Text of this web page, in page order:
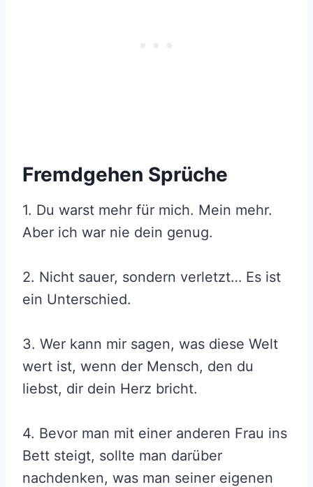
Fremdgehen Sprüche
1. Du warst mehr für mich. Mein mehr.
Aber ich war nie dein genug.
2. Nicht sauer, sondern verletzt… Es ist
ein Unterschied.
3. Wer kann mir sagen, was diese Welt
wert ist, wenn der Mensch, den du
liebst, dir dein Herz bricht.
4. Bevor man mit einer anderen Frau ins
Bett steigt, sollte man darüber
nachdenken, was man seiner eigenen